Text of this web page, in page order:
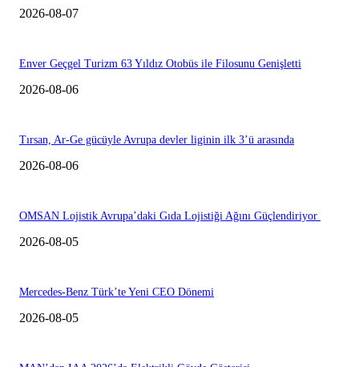
2026-08-07
Enver Geçgel Turizm 63 Yıldız Otobüs ile Filosunu Genişletti
2026-08-06
Tırsan, Ar-Ge gücüyle Avrupa devler liginin ilk 3’ü arasında
2026-08-06
OMSAN Lojistik Avrupa’daki Gıda Lojistiği Ağını Güçlendiriyor
2026-08-05
Mercedes-Benz Türk’te Yeni CEO Dönemi
2026-08-05